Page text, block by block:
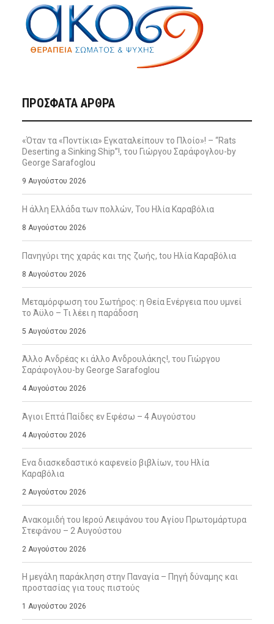
ΠΡΌΣΦΑΤΑ ΆΡΘΡΑ
«Όταν τα «Ποντίκια» Εγκαταλείπουν το Πλοίο»! – “Rats
Deserting a Sinking Ship”!, του Γιώργου Σαράφογλου-by
George Sarafoglou
9 Αυγούστου 2026
Η άλλη Ελλάδα των πολλών, Του Ηλία Καραβόλια
8 Αυγούστου 2026
Πανηγύρι της χαράς και της ζωής, tου Ηλία Καραβόλια
8 Αυγούστου 2026
Μεταμόρφωση του Σωτήρος: η Θεία Ενέργεια που υμνεί
το Άϋλο – Τι λέει η παράδοση
5 Αυγούστου 2026
Άλλο Ανδρέας κι άλλο Ανδρουλάκης!, του Γιώργου
Σαράφογλου-by George Sarafoglou
4 Αυγούστου 2026
Άγιοι Επτά Παίδες εν Εφέσω – 4 Αυγούστου
4 Αυγούστου 2026
Ενα διασκεδαστικό καφενείο βιβλίων, του Ηλία
Καραβόλια
2 Αυγούστου 2026
Ανακομιδή του Ιερού Λειψάνου του Αγίου Πρωτομάρτυρα
Στεφάνου – 2 Αυγούστου
2 Αυγούστου 2026
Η μεγάλη παράκληση στην Παναγία – Πηγή δύναμης και
προστασίας για τους πιστούς
1 Αυγούστου 2026